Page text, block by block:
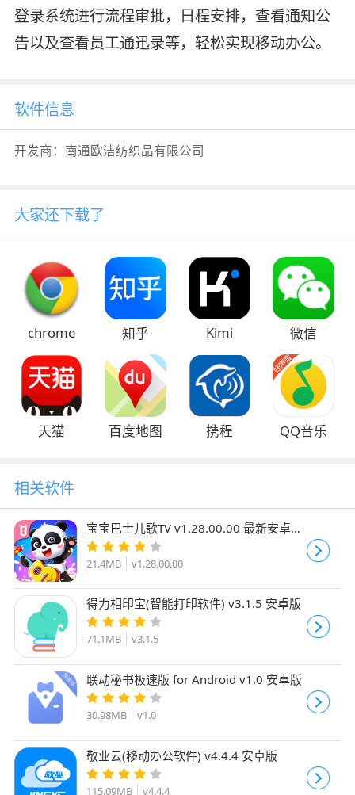
登录系统进行流程审批，日程安排，查看通知公
告以及查看员工通迅录等，轻松实现移动办公。
软件信息
开发商： 南通欧洁纺织品有限公司
大家还下载了
chrome 知乎 Kimi 微信
天猫 百度地图 携程 QQ音乐
相关软件
宝宝巴士儿歌TV v1.28.00.00 最新安卓手
机版
21.4MB v1.28.00.00
得力相印宝(智能打印软件) v3.1.5 安卓版
71.1MB v3.1.5
联动秘书极速版 for Android v1.0 安卓版
30.98MB v1.0
敬业云(移动办公软件) v4.4.4 安卓版
115.09MB v4.4.4